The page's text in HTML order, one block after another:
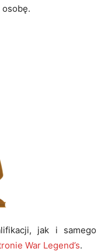
jak i samego
War Legend’s.